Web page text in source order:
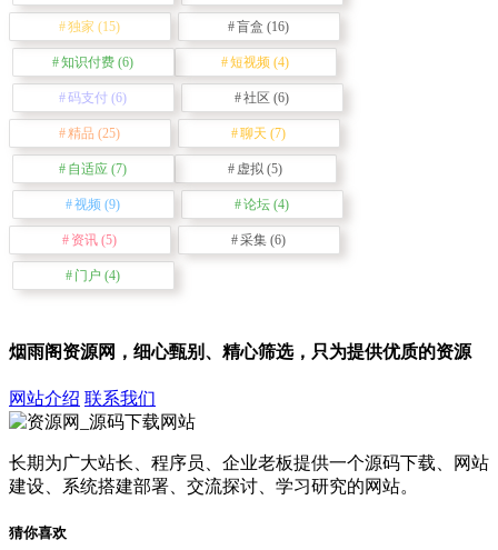
独家 (15) 盲盒 (16)
知识付费 (6) 短视频 (4)
码支付 (6) 社区 (6)
精品 (25) 聊天 (7)
自适应 (7) 虚拟 (5)
视频 (9) 论坛 (4)
资讯 (5) 采集 (6)
门户 (4)
烟雨阁资源网，细心甄别、精心筛选，只为提供优质的资源
网站介绍 联系我们
长期为广大站长、程序员、企业老板提供一个源码下载、网站
建设、系统搭建部署、交流探讨、学习研究的网站。
猜你喜欢